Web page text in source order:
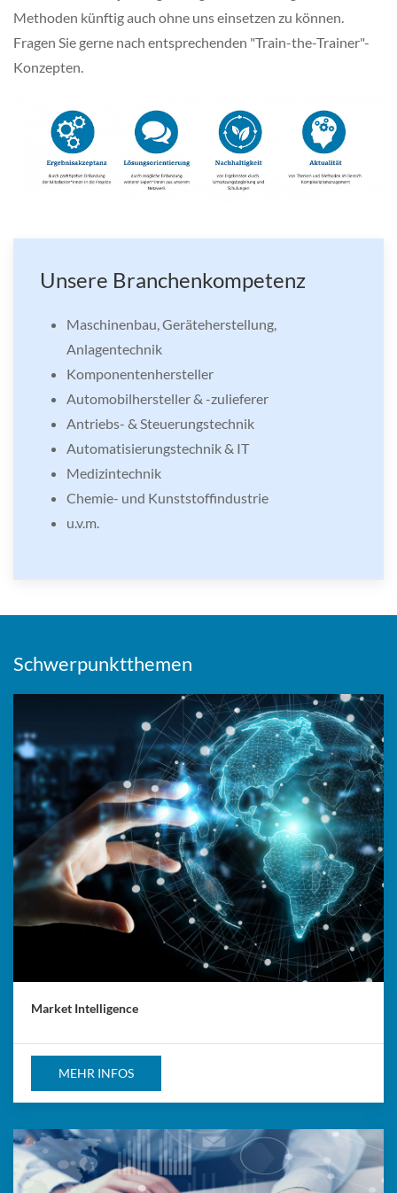
Methoden künftig auch ohne uns einsetzen zu können.
Fragen Sie gerne nach entsprechenden "Train-the-Trainer"-
Konzepten.
Unsere Branchenkompetenz
Maschinenbau, Geräteherstellung,
Anlagentechnik
Komponentenhersteller
Automobilhersteller & -zulieferer
Antriebs- & Steuerungstechnik
Automatisierungstechnik & IT
Medizintechnik
Chemie- und Kunststoffindustrie
u.v.m.
Schwerpunktthemen
Market Intelligence
MEHR INFOS